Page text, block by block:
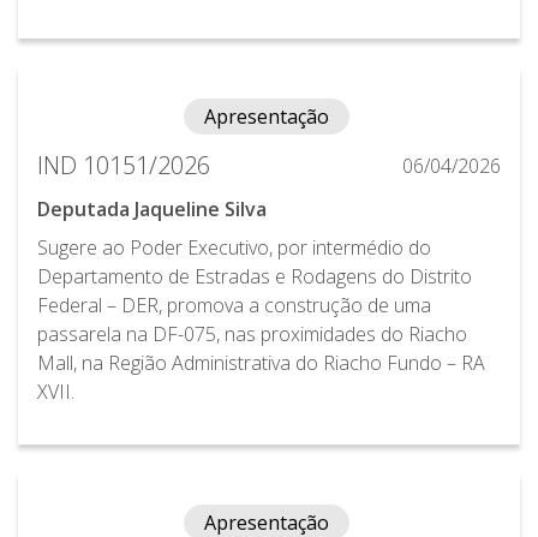
Apresentação
IND 10151/2026
06/04/2026
Deputada Jaqueline Silva
Sugere ao Poder Executivo, por intermédio do
Departamento de Estradas e Rodagens do Distrito
Federal – DER, promova a construção de uma
passarela na DF-075, nas proximidades do Riacho
Mall, na Região Administrativa do Riacho Fundo – RA
XVII.
Apresentação